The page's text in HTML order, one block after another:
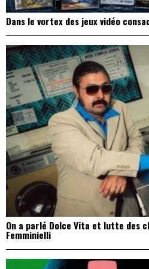
Dans le vortex des jeux vidéo
On a parlé Dolce Vita et lutte des
Femminielli